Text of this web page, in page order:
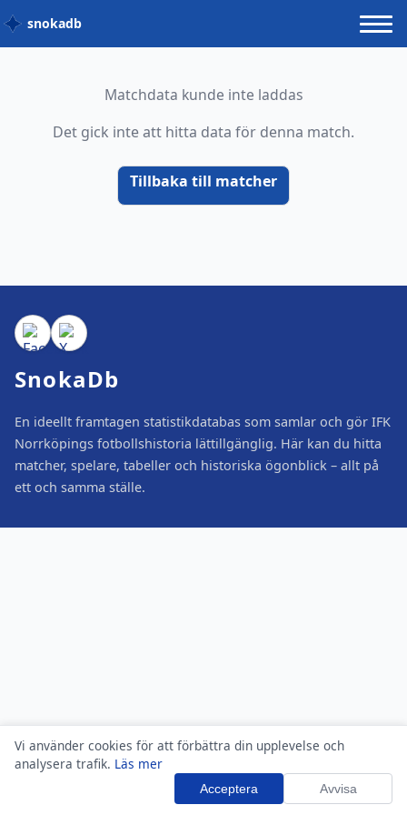
Vi använder cookies för att förbättra din upplevelse och
analysera trafik. Läs mer
Acceptera Avvisa
snokadb
Matchdata kunde inte laddas
Det gick inte att hitta data för denna match.
Tillbaka till matcher
SnokaDb
En ideellt framtagen statistikdatabas som samlar och gör IFK
Norrköpings fotbollshistoria lättillgänglig. Här kan du hitta
matcher, spelare, tabeller och historiska ögonblick – allt på
ett och samma ställe.